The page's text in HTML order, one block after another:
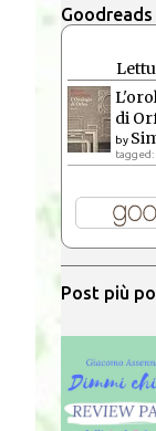
Goodreads
di
by
Post più